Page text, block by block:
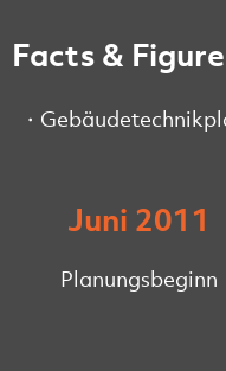
Facts &
Juni 2011
Planungsbeginn